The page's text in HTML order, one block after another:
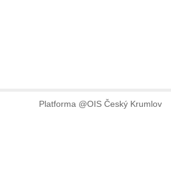
Platforma @OIS Český Krumlov